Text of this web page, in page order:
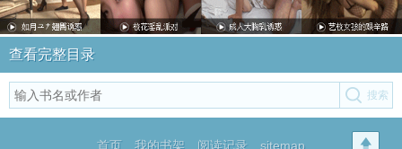
查看完整目录
首页 我的书架 阅读记录 sitemap